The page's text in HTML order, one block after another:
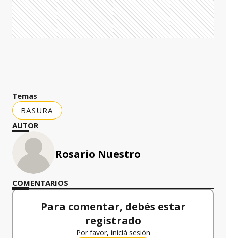
Temas
BASURA
AUTOR
Rosario Nuestro
COMENTARIOS
Para comentar, debés estar
registrado
Por favor, iniciá sesión